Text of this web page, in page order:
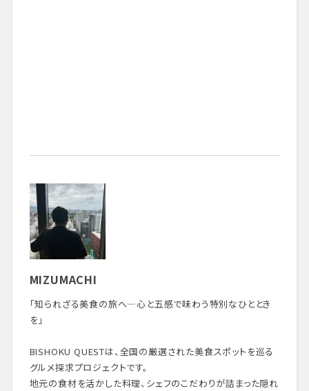
MIZUMACHI
「知られざる美食の旅へ—心と五感で味わう特別なひととき
を」
BISHOKU QUESTは、全国の厳選された美食スポットを巡る
グルメ探求プロジェクトです。
地元の食材を活かした料理、シェフのこだわりが詰まった隠れ